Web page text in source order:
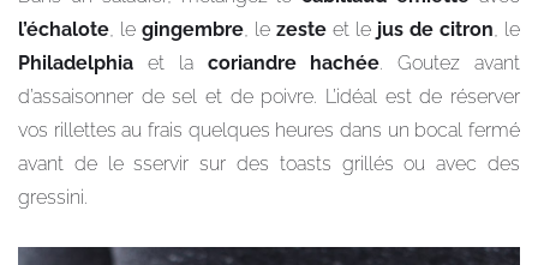
l’échalote, le gingembre, le zeste et le jus de citron, le
Philadelphia et la coriandre hachée. Goutez avant
d’assaisonner de sel et de poivre. L’idéal est de réserver
vos rillettes au frais quelques heures dans un bocal fermé
avant de le sservir sur des toasts grillés ou avec des
gressini.